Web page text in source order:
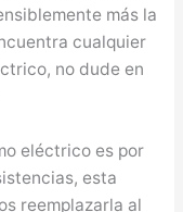
más la
cualquier
no dude en
eléctrico es por
esta
reemplazarla al